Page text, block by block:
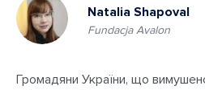
Natalia Shapoval
Fundacja Avalon
Громадяни України, що